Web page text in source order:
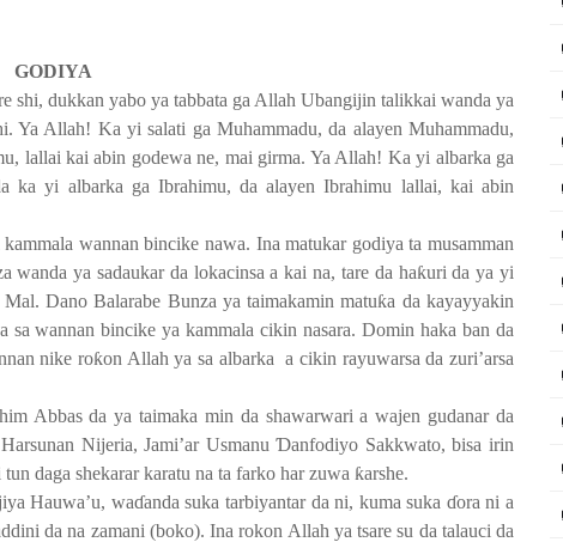
GODIYA
shi, dukkan yabo ya tabbata ga Allah Ubangijin talikkai wanda ya
Ya Allah! Ka yi salati ga Muhammadu, da alayen Muhammadu,
lallai kai abin godewa ne, mai girma. Ya Allah! Ka yi albarka ga
ka yi albarka ga Ibrahimu, da alayen Ibrahimu lallai, kai abin
wannan bincike nawa. Ina matukar godiya ta musamman
wanda ya sadaukar da lokacinsa a kai na, tare da haƙuri da ya yi
Mal. Dano Balarabe Bunza ya taimakamin matuƙa da kayayyakin
wannan bincike ya kammala cikin nasara. Domin haka ban da
nike roƙon Allah ya sa albarka
a cikin rayuwarsa da zuri’arsa
Abbas da ya taimaka min da shawarwari a wajen gudanar da
Nijeria, Jami’ar UsmanuƊanfodiyo Sakkwato, bisa irin
daga shekarar karatu na ta farko har zuwa ƙarshe.
Hauwa’u, waɗanda suka tarbiyantar da ni, kuma suka ɗora ni a
da na zamani (boko). Ina rokon Allah ya tsare su da talauci da